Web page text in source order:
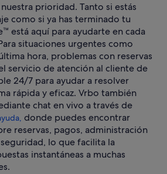
prioridad. Tanto si estás
como si ya has terminado tu
está aquí para ayudarte en cada
situaciones urgentes como
hora, problemas con reservas
servicio de atención al cliente de
24/7 para ayudar a resolver
rápida y eficaz. Vrbo también
chat en vivo a través de
donde puedes encontrar
reservas, pagos, administración
lo que facilita la
instantáneas a muchas